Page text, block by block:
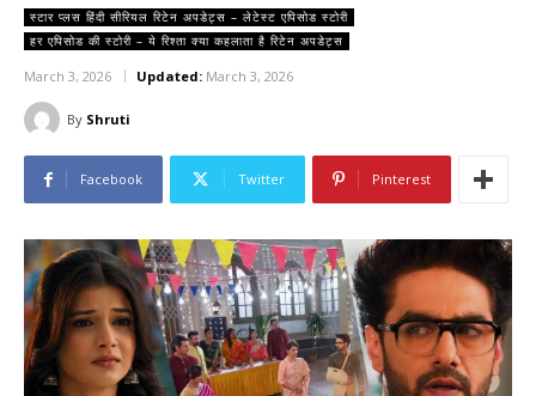
स्टार प्लस हिंदी सीरियल रिटेन अपडेट्स – लेटेस्ट एपिसोड स्टोरी
हर एपिसोड की स्टोरी – ये रिश्ता क्या कहलाता है रिटेन अपडेट्स
March 3, 2026 Updated: March 3, 2026
By Shruti
Facebook Twitter Pinterest